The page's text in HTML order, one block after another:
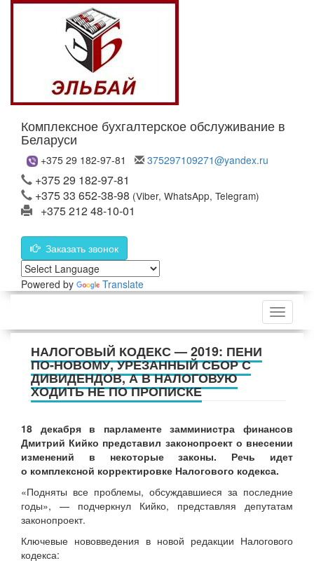
Комплексное бухгалтерское обслуживание в
Беларуси
+375 29 182-97-81 375297109271@yandex.ru
+375 29 182-97-81
+375 33 652-38-98 (Viber, WhatsApp, Telegram)
+375 212 48-10-01
Заказать звонок
Powered by Translate
Меню
НАЛОГОВЫЙ КОДЕКС — 2019: ПЕНИ
ПО-НОВОМУ, УРЕЗАННЫЙ СБОР С
ДИВИДЕНДОВ, А В НАЛОГОВУЮ
ХОДИТЬ НЕ ПО ПРОПИСКЕ
18 декабря в парламенте замминистра финансов
Дмитрий Кийко представил законопроект о внесении
изменений в некоторые законы. Речь идет
о комплексной корректировке Налогового кодекса.
«Подняты все проблемы, обсуждавшиеся за последние
годы», — подчеркнул Кийко, представляя депутатам
законопроект.
Ключевые нововведения в новой редакции Налогового
кодекса: